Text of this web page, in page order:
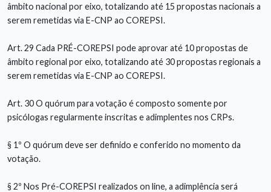
âmbito nacional por eixo, totalizando até 15 propostas nacionais a
serem remetidas via E-CNP ao COREPSI.
Art. 29 Cada PRÉ-COREPSI pode aprovar até 10 propostas de
âmbito regional por eixo, totalizando até 30 propostas regionais a
serem remetidas via E-CNP ao COREPSI.
Art. 30 O quórum para votação é composto somente por
psicólogas regularmente inscritas e adimplentes nos CRPs.
§ 1º O quórum deve ser definido e conferido no momento da
votação.
§ 2º Nos Pré-COREPSI realizados on line, a adimplência será